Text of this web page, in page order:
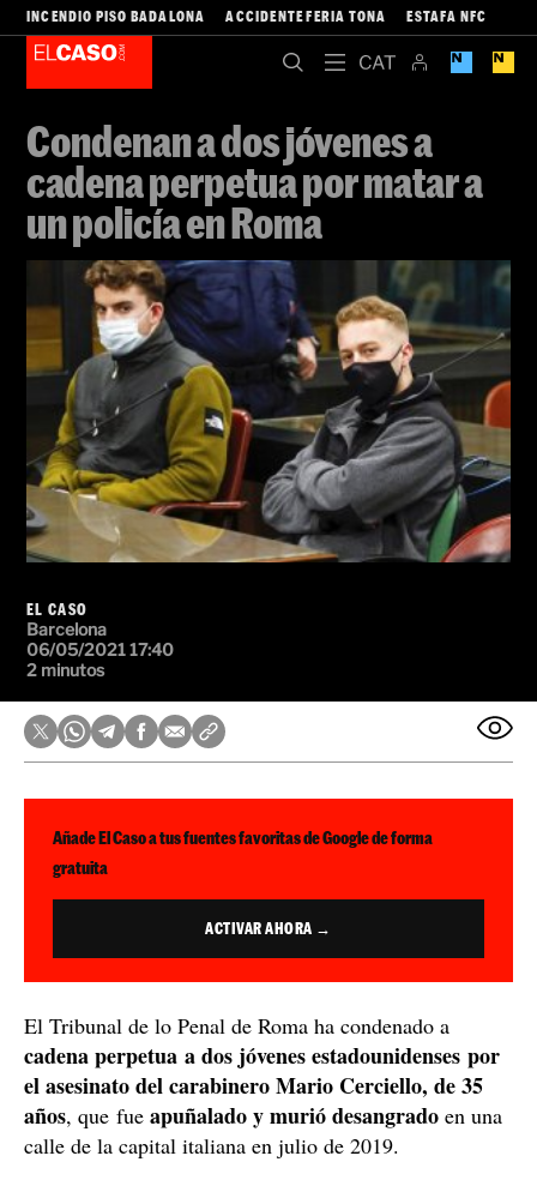
INCENDIO PISO BADALONA ACCIDENTE FERIA TONA ESTAFA NFC
Condenan a dos jóvenes a
cadena perpetua por matar a
un policía en Roma
EL CASO
Barcelona
06/05/2021 17:40
2 minutos
Añade El Caso a tus fuentes favoritas de Google de forma
gratuita
ACTIVAR AHORA →
El Tribunal de lo Penal de Roma ha condenado a
cadena perpetua a dos jóvenes estadounidenses por
el asesinato del carabinero Mario Cerciello, de 35
años, que fue apuñalado y murió desangrado en una
calle de la capital italiana en julio de 2019.